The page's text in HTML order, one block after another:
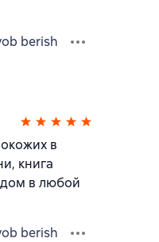
berish
в
книга
в любой
berish